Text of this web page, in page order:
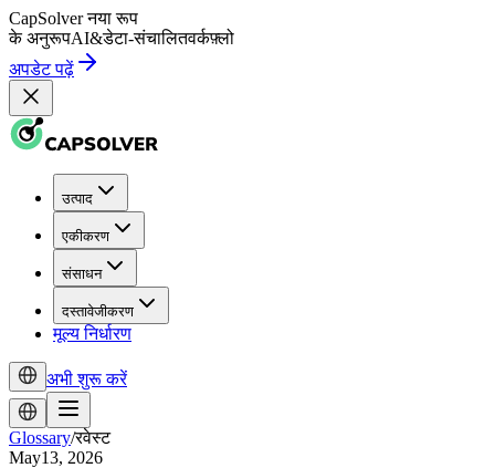
CapSolver नया रूप
के अनुरूपAI&डेटा-संचालितवर्कफ़्लो
अपडेट पढ़ें
उत्पाद
एकीकरण
संसाधन
दस्तावेजीकरण
मूल्य निर्धारण
अभी शुरू करें
Glossary/रवेस्ट
May13, 2026